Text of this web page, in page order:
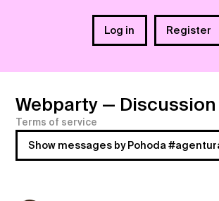
Log in Register
Webparty — Discussion
Terms of service
Show messages by Pohoda